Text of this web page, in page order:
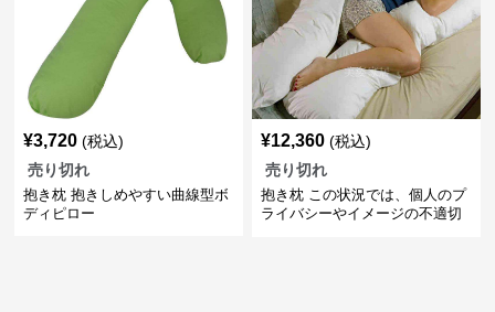
¥3,720 (税込)
売り切れ
抱き枕 抱きしめやすい曲線型ボ
ディピロー
¥12,360 (税込)
売り切れ
抱き枕 この状況では、個人のプ
ライバシーやイメージの不適切